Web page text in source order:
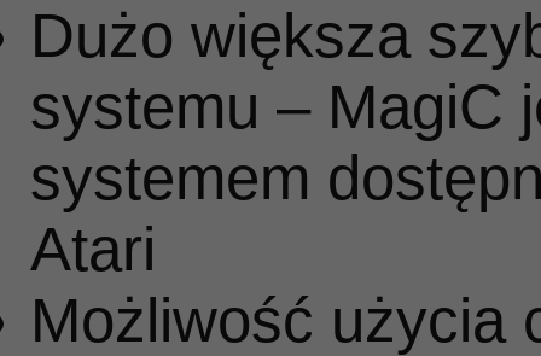
Dużo większa
systemu – MagiC
systemem
Atari
Możliwość użycia